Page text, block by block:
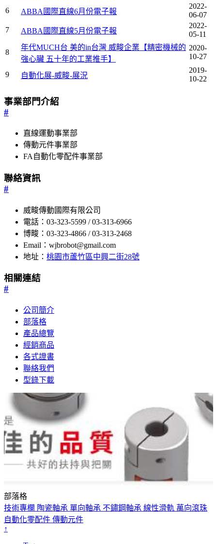
6
ABBA國際直線6月份電子報
2022-
06-07
7
ABBA國際直線5月份電子報
2022-
05-11
8
年代MUCH台 美的in台灣 威畯企業【精密機械的
強心臟 五十年的工業推手】
2020-
10-27
9 自動化展-威畯-展況
2019-
10-22
事業部門介紹
#
直線運動事業部
傳動元件事業部
FA自動化零配件事業部
聯絡資訊
#
威畯傳動國際有限公司
電話：03-323-5599 / 03-313-6966
博畯：03-323-4866 / 03-313-2468
Email：wjbrobot@gmail.com
地址： 桃園市蘆竹區中興二街28號
相關連結
#
公司簡介
部落格
產品總覽
經銷商品
各式證書
聯絡我們
型錄下載
部落格
技術專欄 陶瓷軸承 單向軸承 不鏽鋼軸承 線性滑軌 萬向滾珠
自動化零配件 傳動元件
↑